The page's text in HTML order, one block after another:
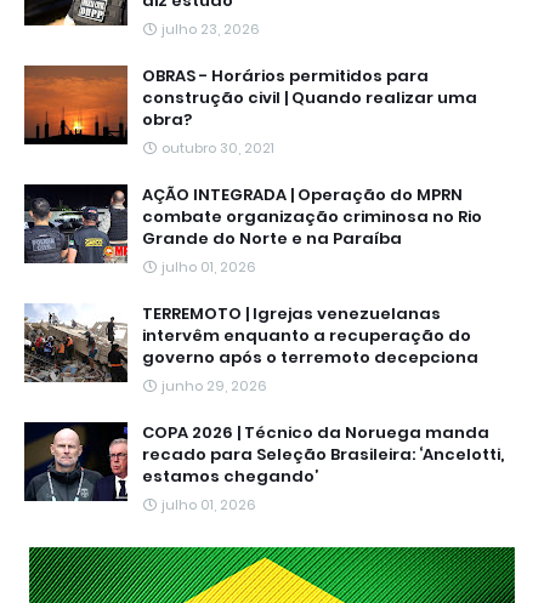
julho 23, 2026
OBRAS - Horários permitidos para
construção civil | Quando realizar uma
obra?
outubro 30, 2021
AÇÃO INTEGRADA | Operação do MPRN
combate organização criminosa no Rio
Grande do Norte e na Paraíba
julho 01, 2026
TERREMOTO | Igrejas venezuelanas
intervêm enquanto a recuperação do
governo após o terremoto decepciona
junho 29, 2026
COPA 2026 | Técnico da Noruega manda
recado para Seleção Brasileira: ‘Ancelotti,
estamos chegando’
julho 01, 2026